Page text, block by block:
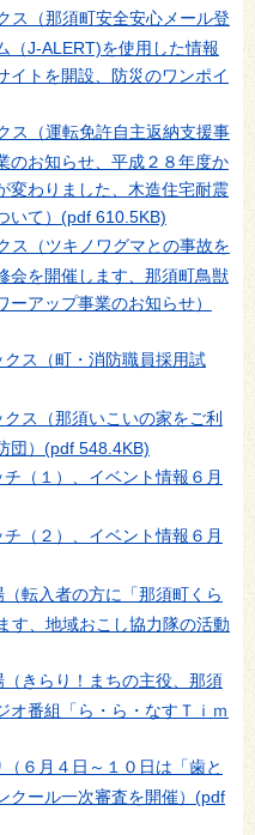
ス（那須町安全安心メール登
（J-ALERT)を使用した情報
イトを開設、防災のワンポイ
ス（運転免許自主返納支援事
のお知らせ、平成２８年度か
変わりました、木造住宅耐震
て） (pdf 610.5KB)
ス（ツキノワグマとの事故を
会を開催します、那須町鳥獣
アップ事業のお知らせ）
ス（町・消防職員採用試
ス（那須いこいの家をご利
） (pdf 548.4KB)
（１）、イベント情報６月
（２）、イベント情報６月
転入者の方に「那須町くら
す、地域おこし協力隊の活動
きらり！まちの主役、那須
オ番組「ら・ら・なすＴｉｍ
６月４日～１０日は「歯と
ール一次審査を開催） (pdf